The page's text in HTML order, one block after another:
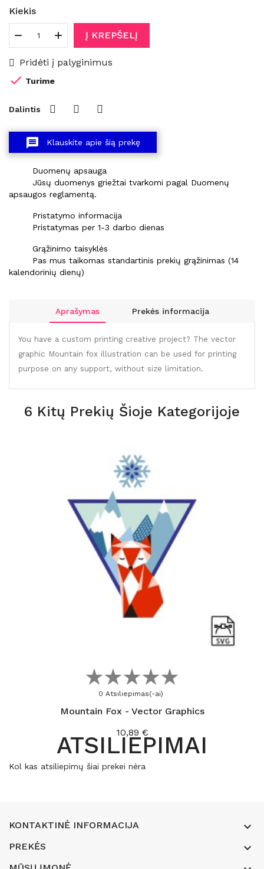
Kiekis
Į KREPŠELĮ
Pridėti į palyginimus
 Turime
Dalintis
message Klauskite apie šią prekę
Duomenų apsauga
Jūsų duomenys griežtai tvarkomi pagal Duomenų
apsaugos reglamentą.
Pristatymo informacija
Pristatymas per 1-3 darbo dienas
Grąžinimo taisyklės
Pas mus taikomas standartinis prekių grąžinimas (14
kalendorinių dienų)
Aprašymas Prekės informacija
You have a custom printing creative project? The vector
graphic Mountain fox illustration can be used for printing
purpose on any support, without size limitation.
6 Kitų Prekių Šioje Kategorijoje
0 Atsiliepimas(-ai)
Mountain Fox - Vector Graphics
Kaina
10,89 €
ATSILIEPIMAI
Kol kas atsiliepimų šiai prekei nėra
KONTAKTINĖ INFORMACIJA 
PREKĖS 